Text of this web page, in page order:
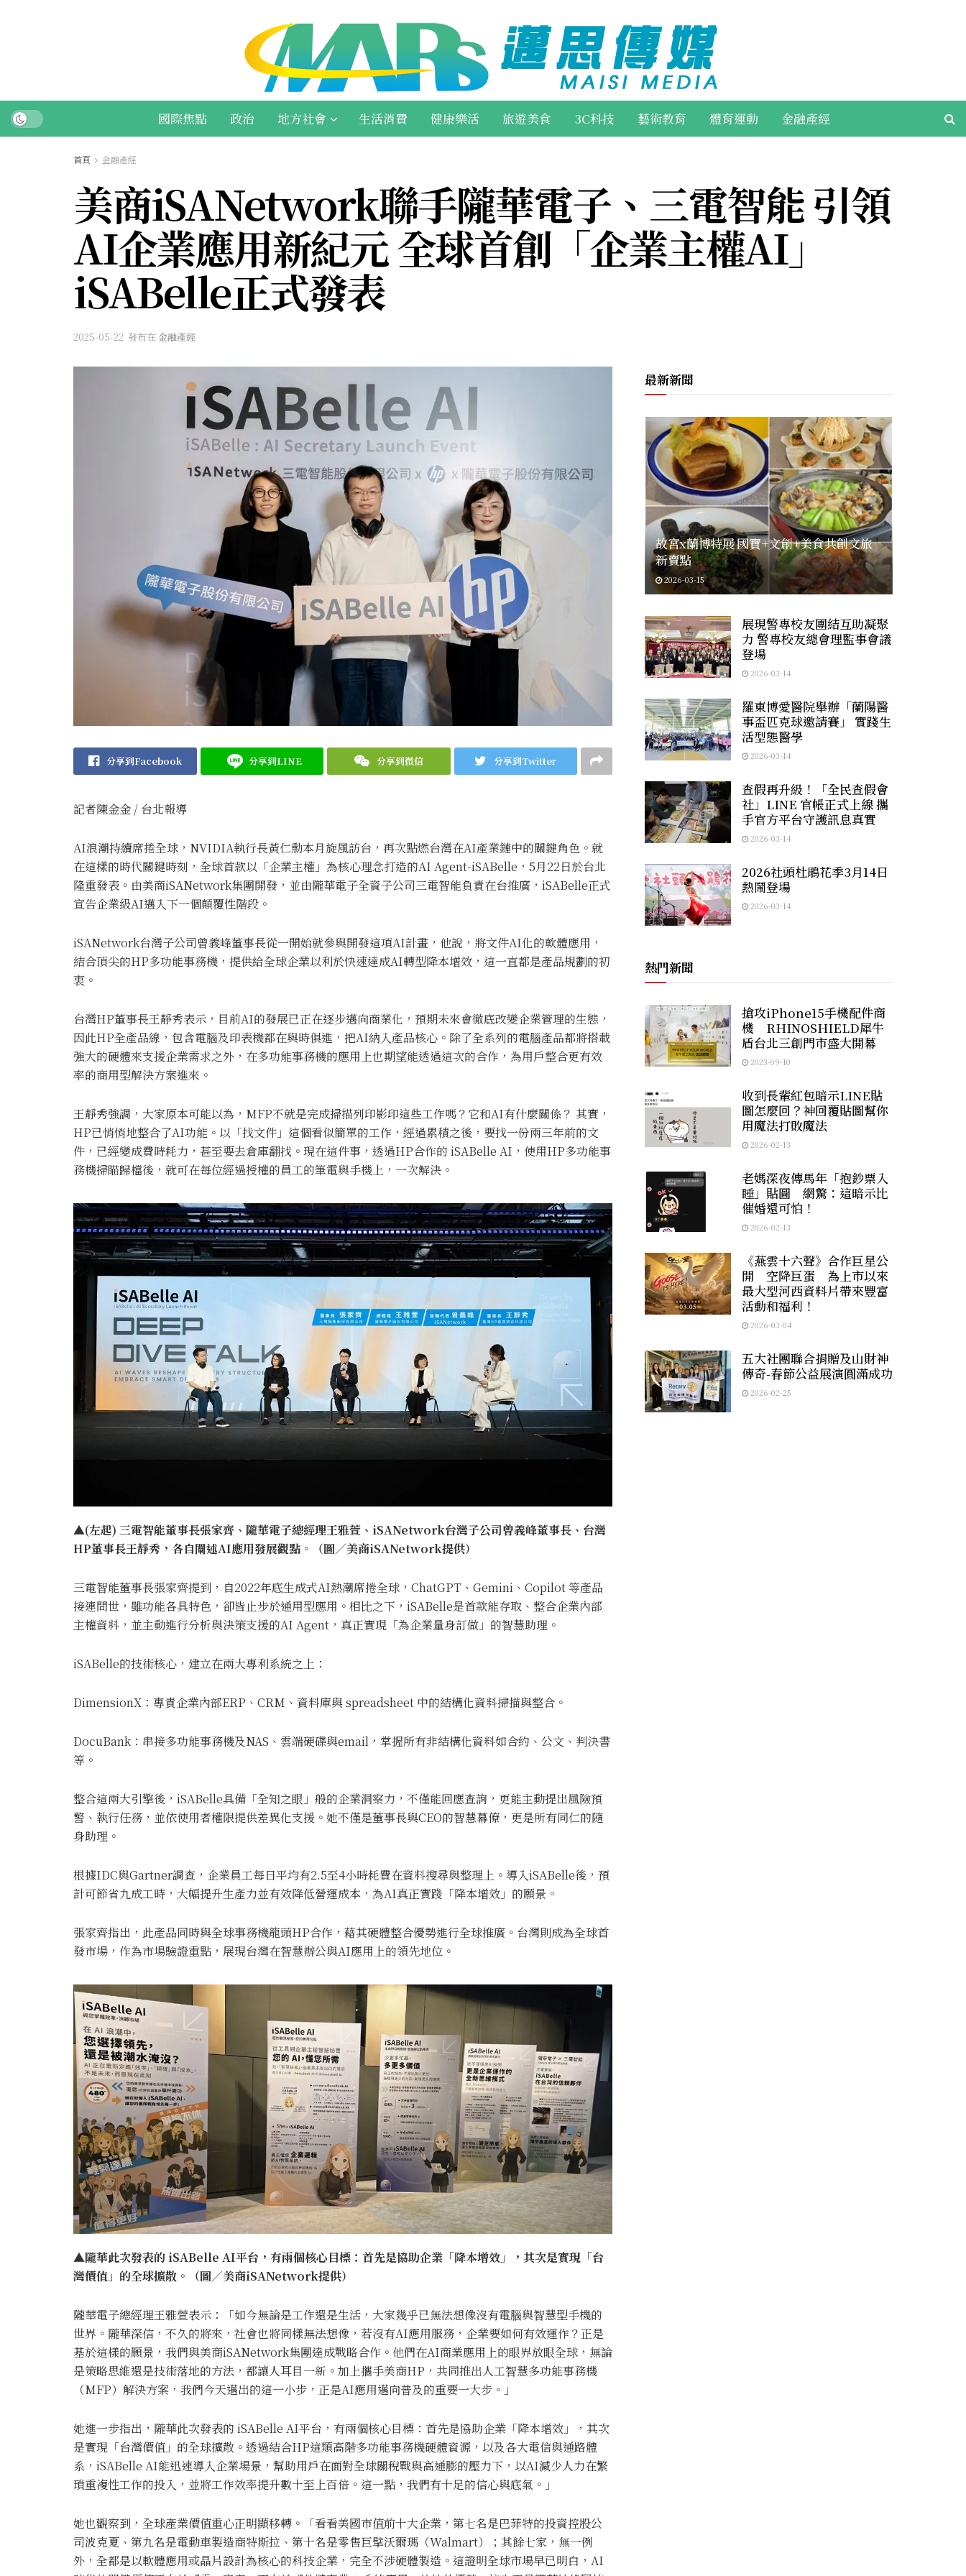
國際焦點 政治 地方社會 生活消費 健康樂活 旅遊美食 3C科技 藝術教育 體育運動 金融產經
首頁 金融產經
美商iSANetwork聯手隴華電子、三電智能 引領
AI企業應用新紀元 全球首創「企業主權AI」
iSABelle正式發表
2025-05-22 發布在 金融產經
分享到Facebook 分享到LINE 分享到微信 分享到Twitter
記者陳金金 / 台北報導
AI浪潮持續席捲全球，NVIDIA執行長黃仁勳本月旋風訪台，再次點燃台灣在AI產業鏈中的關鍵角色。就
在這樣的時代關鍵時刻，全球首款以「企業主權」為核心理念打造的AI Agent-iSABelle，5月22日於台北
隆重發表。由美商iSANetwork集團開發，並由隴華電子全資子公司三電智能負責在台推廣，iSABelle正式
宣告企業級AI邁入下一個顛覆性階段。
iSANetwork台灣子公司曾義峰董事長從一開始就參與開發這項AI計畫，他說，將文件AI化的軟體應用，
結合頂尖的HP多功能事務機，提供給全球企業以利於快速達成AI轉型降本增效，這一直都是產品規劃的初
衷。
台灣HP董事長王靜秀表示，目前AI的發展已正在逐步邁向商業化，預期未來會徹底改變企業管理的生態，
因此HP全產品線，包含電腦及印表機都在與時俱進，把AI納入產品核心。除了全系列的電腦產品都將搭載
強大的硬體來支援企業需求之外，在多功能事務機的應用上也期望能透過這次的合作，為用戶整合更有效
率的商用型解決方案進來。
王靜秀強調，大家原本可能以為，MFP不就是完成掃描列印影印這些工作嗎？它和AI有什麼關係？ 其實，
HP已悄悄地整合了AI功能。以「找文件」這個看似簡單的工作，經過累積之後，要找一份兩三年前的文
件，已經變成費時耗力，甚至要去倉庫翻找。現在這件事，透過HP合作的 iSABelle AI，使用HP多功能事
務機掃瞄歸檔後，就可在每位經過授權的員工的筆電與手機上，一次解決。
▲(左起) 三電智能董事長張家齊、隴華電子總經理王雅萱、iSANetwork台灣子公司曾義峰董事長、台灣
HP董事長王靜秀，各自闡述AI應用發展觀點。（圖／美商iSANetwork提供）
三電智能董事長張家齊提到，自2022年底生成式AI熱潮席捲全球，ChatGPT、Gemini、Copilot 等產品
接連問世，雖功能各具特色，卻皆止步於通用型應用。相比之下，iSABelle是首款能存取、整合企業內部
主權資料，並主動進行分析與決策支援的AI Agent，真正實現「為企業量身訂做」的智慧助理。
iSABelle的技術核心，建立在兩大專利系統之上：
DimensionX：專責企業內部ERP、CRM、資料庫與 spreadsheet 中的結構化資料掃描與整合。
DocuBank：串接多功能事務機及NAS、雲端硬碟與email，掌握所有非結構化資料如合約、公文、判決書
等。
整合這兩大引擎後，iSABelle具備「全知之眼」般的企業洞察力，不僅能回應查詢，更能主動提出風險預
警、執行任務，並依使用者權限提供差異化支援。她不僅是董事長與CEO的智慧幕僚，更是所有同仁的隨
身助理。
根據IDC與Gartner調查，企業員工每日平均有2.5至4小時耗費在資料搜尋與整理上。導入iSABelle後，預
計可節省九成工時，大幅提升生產力並有效降低營運成本，為AI真正實踐「降本增效」的願景。
張家齊指出，此產品同時與全球事務機龍頭HP合作，藉其硬體整合優勢進行全球推廣。台灣則成為全球首
發市場，作為市場驗證重點，展現台灣在智慧辦公與AI應用上的領先地位。
▲隴華此次發表的 iSABelle AI平台，有兩個核心目標：首先是協助企業「降本增效」，其次是實現「台
灣價值」的全球擴散。（圖／美商iSANetwork提供）
隴華電子總經理王雅萱表示：「如今無論是工作還是生活，大家幾乎已無法想像沒有電腦與智慧型手機的
世界。隴華深信，不久的將來，社會也將同樣無法想像，若沒有AI應用服務，企業要如何有效運作？正是
基於這樣的願景，我們與美商iSANetwork集團達成戰略合作。他們在AI商業應用上的眼界放眼全球，無論
是策略思維還是技術落地的方法，都讓人耳目一新。加上攜手美商HP，共同推出人工智慧多功能事務機
（MFP）解決方案，我們今天邁出的這一小步，正是AI應用邁向普及的重要一大步。」
她進一步指出，隴華此次發表的 iSABelle AI平台，有兩個核心目標：首先是協助企業「降本增效」，其次
是實現「台灣價值」的全球擴散。透過結合HP這類高階多功能事務機硬體資源，以及各大電信與通路體
系，iSABelle AI能迅速導入企業場景，幫助用戶在面對全球關稅戰與高通膨的壓力下，以AI減少人力在繁
瑣重複性工作的投入，並將工作效率提升數十至上百倍。這一點，我們有十足的信心與底氣。」
她也觀察到，全球產業價值重心正明顯移轉。「看看美國市值前十大企業，第七名是巴菲特的投資控股公
司波克夏、第九名是電動車製造商特斯拉、第十名是零售巨擘沃爾瑪（Walmart）；其餘七家，無一例
外，全都是以軟體應用或晶片設計為核心的科技企業，完全不涉硬體製造。這證明全球市場早已明白，AI
最新新聞
故宮x蘭博特展 國寶+文創+美食共創文旅
新賣點
2026-03-15
展現警專校友團結互助凝聚
力 警專校友總會理監事會議
登場
2026-03-14
羅東博愛醫院舉辦「蘭陽醫
事盃匹克球邀請賽」 實踐生
活型態醫學
2026-03-14
查假再升級！「全民查假會
社」LINE 官帳正式上線 攜
手官方平台守護訊息真實
2026-03-14
2026社頭杜鵑花季3月14日
熱鬧登場
2026-03-14
熱門新聞
搶攻iPhone15手機配件商
機 RHINOSHIELD犀牛
盾台北三創門市盛大開幕
2023-09-10
收到長輩紅包暗示LINE貼
圖怎麼回？神回覆貼圖幫你
用魔法打敗魔法
2026-02-13
老媽深夜傳馬年「抱鈔票入
睡」貼圖 網驚：這暗示比
催婚還可怕！
2026-02-13
《燕雲十六聲》合作巨星公
開 空降巨蛋 為上市以來
最大型河西資料片帶來豐富
活動和福利！
2026-03-04
五大社團聯合捐贈及山財神
傳奇-春節公益展演圓滿成功
2026-02-25